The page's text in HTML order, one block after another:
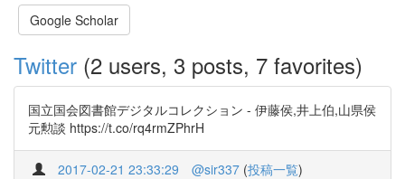
Google Scholar
Twitter (2 users, 3 posts, 7 favorites)
国立国会図書館デジタルコレクション - 伊藤侯,井上伯,山県侯
元勲談 https://t.co/rq4rmZPhrH
2017-02-21 23:33:29 @sir337 (投稿一覧)